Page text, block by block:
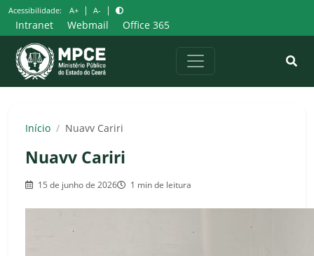
Pular
para
o
conteúdo
Acessibilidade: A+ | A- |
Intranet Webmail Office 365
Início / Nuavv Cariri
Nuavv Cariri
15 de junho de 2026 1 min de leitura